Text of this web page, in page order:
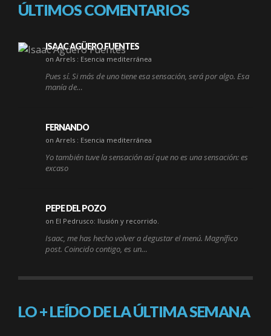
ÚLTIMOS COMENTARIOS
ISAAC AGÜERO FUENTES
on Arrels : Esencia mediterránea
Pues sí. Si más de uno tiene esa sensación, será por algo. Esa
manía de…
FERNANDO
on Arrels : Esencia mediterránea
Yo también tuve la sensación así que no es una sensación: es
excaso
PEPE DEL POZO
on El Pedrusco: Ilusión y recorrido.
Isaac, me has hecho volver a degustar el menú. Magnífico
post. Coincido contigo, es un…
LO + LEÍDO DE LA ÚLTIMA SEMANA